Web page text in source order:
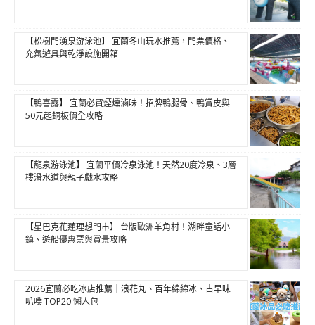
【松樹門湧泉游泳池】 宜蘭冬山玩水推薦，門票價格、
充氣遊具與乾淨設施開箱
【鴨喜露】 宜蘭必買煙燻滷味！招牌鴨腿骨、鴨賞皮與
50元起銅板價全攻略
【龍泉游泳池】 宜蘭平價冷泉泳池！天然20度冷泉、3層
樓滑水道與親子戲水攻略
【星巴克花蓮理想門市】 台版歐洲羊角村！湖畔童話小
鎮、遊船優惠票與賞景攻略
2026宜蘭必吃冰店推薦｜浪花丸、百年綿綿冰、古早味
叭噗 TOP20 懶人包